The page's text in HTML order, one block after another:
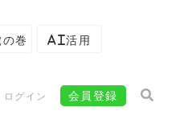
巻 AI活用
ログイン 会員登録